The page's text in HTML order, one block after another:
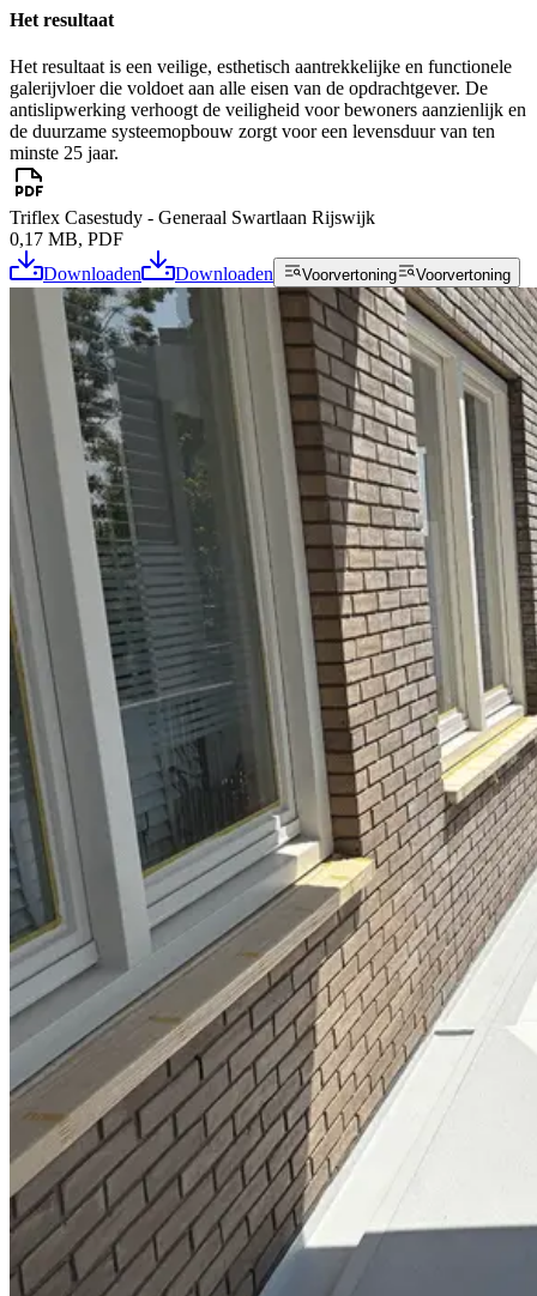
Het resultaat
Het resultaat is een veilige, esthetisch aantrekkelijke en functionele
galerijvloer die voldoet aan alle eisen van de opdrachtgever. De
antislipwerking verhoogt de veiligheid voor bewoners aanzienlijk en
de duurzame systeemopbouw zorgt voor een levensduur van ten
minste 25 jaar.
Triflex Casestudy - Generaal Swartlaan Rijswijk
0,17 MB, PDF
Downloaden
Downloaden Voorvertoning Voorvertoning